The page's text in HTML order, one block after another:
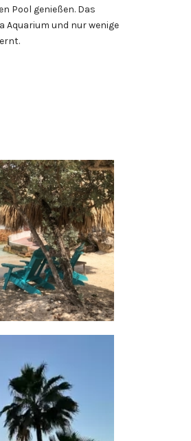
Pool genießen. Das
Aquarium und nur wenige